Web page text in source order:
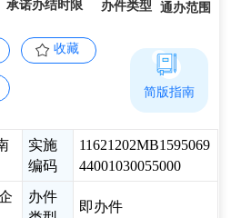
承诺办结时限
办件类型
通办范围
收藏
实施
编码
11621202MB1595069
44001030055000
办件
即办件
简版指南